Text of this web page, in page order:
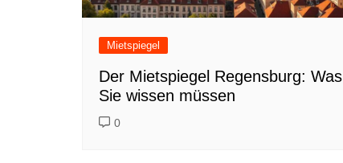
Mietspiegel
Der Mietspiegel Regensburg: Was
Sie wissen müssen
0